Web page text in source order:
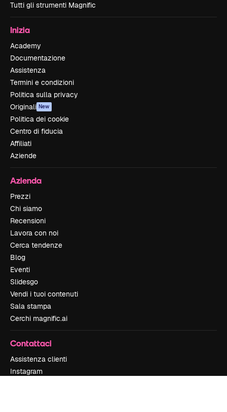
Tutti gli strumenti Magnific
Inizia
Academy
Documentazione
Assistenza
Termini e condizioni
Politica sulla privacy
Originali New
Politica dei cookie
Centro di fiducia
Affiliati
Aziende
Azienda
Prezzi
Chi siamo
Recensioni
Lavora con noi
Cerca tendenze
Blog
Eventi
Slidesgo
Vendi i tuoi contenuti
Sala stampa
Cerchi magnific.ai
Contattaci
Assistenza clienti
Instagram